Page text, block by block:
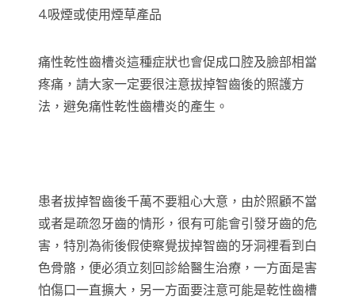
4.吸煙或使用煙草產品
痛性乾性齒槽炎這種症狀也會促成口腔及臉部相當
疼痛，請大家一定要很注意拔掉智齒後的照護方
法，避免痛性乾性齒槽炎的產生。
患者拔掉智齒後千萬不要粗心大意，由於照顧不當
或者是疏忽牙齒的情形，很有可能會引發牙齒的危
害，特別為術後假使察覺拔掉智齒的牙洞裡看到白
色骨骼，便必須立刻回診給醫生治療，一方面是害
怕傷口一直擴大，另一方面要注意可能是乾性齒槽